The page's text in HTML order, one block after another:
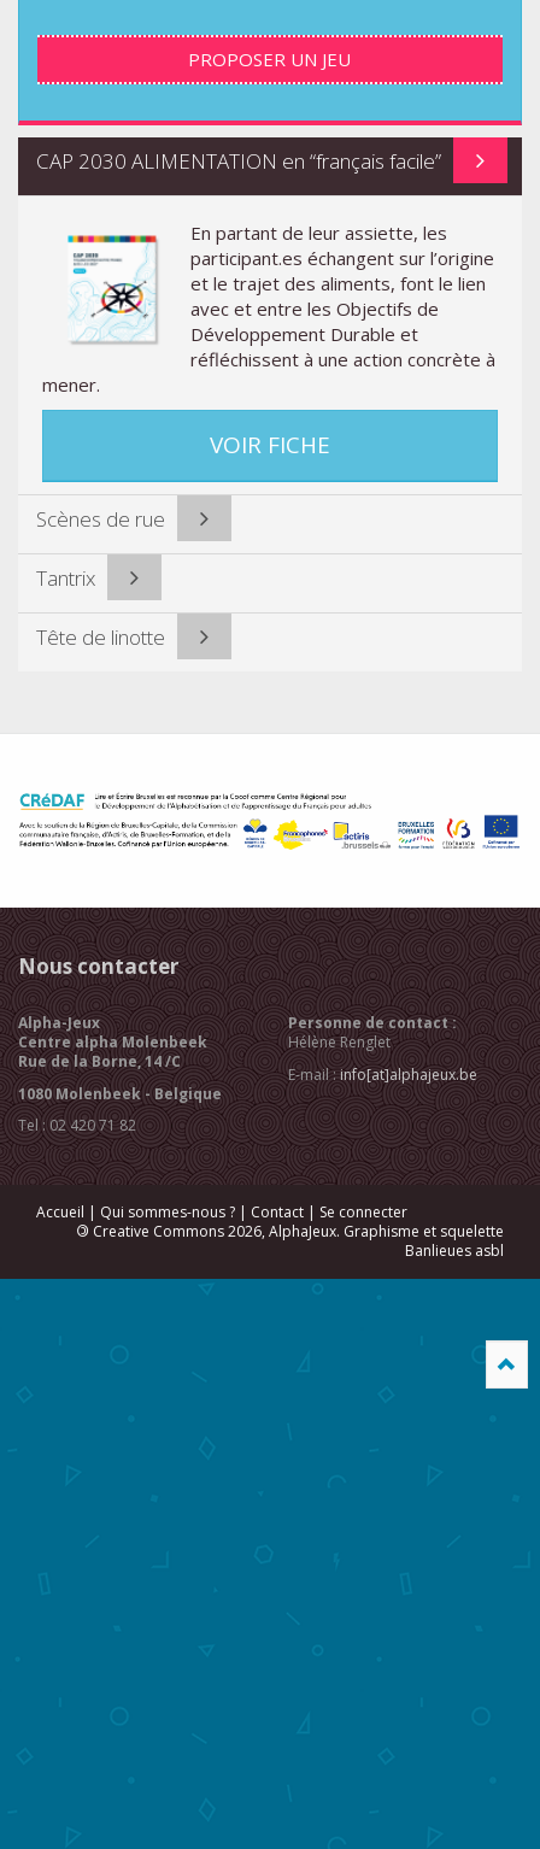
PROPOSER UN JEU
CAP 2030 ALIMENTATION en “français facile”
En partant de leur assiette, les
participant.es échangent sur l’origine
et le trajet des aliments, font le lien
avec et entre les Objectifs de
Développement Durable et
réfléchissent à une action concrète à
mener.
VOIR FICHE
Scènes de rue
Tantrix
Tête de linotte
Nous contacter
Alpha-Jeux
Centre alpha Molenbeek
Rue de la Borne, 14 /C
1080 Molenbeek - Belgique
Tel : 02 420 71 82
Personne de contact :
Hélène Renglet
E-mail : info[at]alphajeux.be
Accueil | Qui sommes-nous ? | Contact | Se connecter
© Creative Commons 2026, AlphaJeux. Graphisme et squelette
Banlieues asbl